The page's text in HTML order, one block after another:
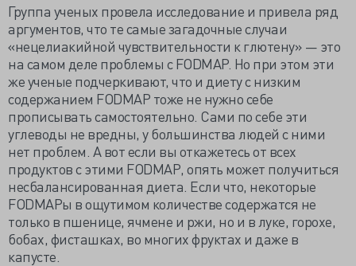
Группа ученых провела исследование и привела ряд
аргументов, что те самые загадочные случаи
«нецелиакийной чувствительности к глютену» — это
на самом деле проблемы с FODMAP. Но при этом эти
же ученые подчеркивают, что и диету с низким
содержанием FODMAP тоже не нужно себе
прописывать самостоятельно. Сами по себе эти
углеводы не вредны, у большинства людей с ними
нет проблем. А вот если вы откажетесь от всех
продуктов с этими FODMAP, опять может получиться
несбалансированная диета. Если что, некоторые
FODMAPы в ощутимом количестве содержатся не
только в пшенице, ячмене и ржи, но и в луке, горохе,
бобах, фисташках, во многих фруктах и даже в
капусте.